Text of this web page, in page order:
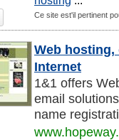
Ce site est'il pertinent
Web hosting,
Internet
1&1 offers
email
name